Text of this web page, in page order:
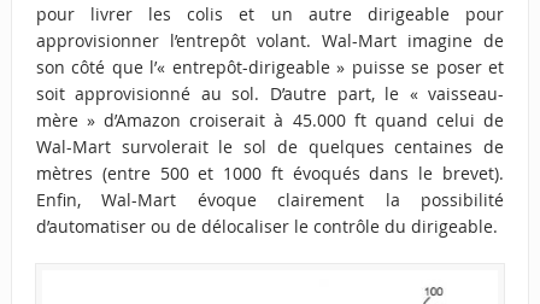
pour livrer les colis et un autre dirigeable pour
approvisionner l’entrepôt volant. Wal-Mart imagine de
son côté que l’« entrepôt-dirigeable » puisse se poser et
soit approvisionné au sol. D’autre part, le « vaisseau-
mère » d’Amazon croiserait à 45.000 ft quand celui de
Wal-Mart survolerait le sol de quelques centaines de
mètres (entre 500 et 1000 ft évoqués dans le brevet).
Enfin, Wal-Mart évoque clairement la possibilité
d’automatiser ou de délocaliser le contrôle du dirigeable.